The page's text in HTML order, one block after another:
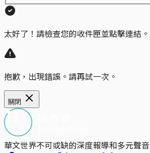
太好了！請檢查您的收件匣並點擊連結。
抱歉，出現錯誤。請再試一次。
關閉
華文世界不可或缺的深度報導和多元聲音